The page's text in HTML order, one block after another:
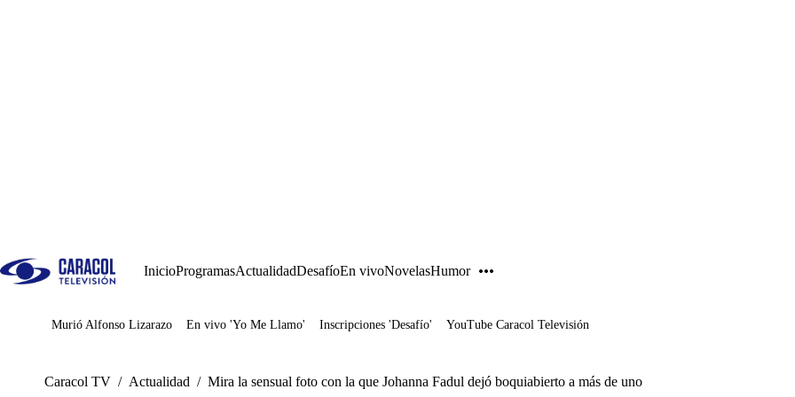
InicioProgramasActualidadDesafíoEn vivoNovelasHumor
Juegos
Murió Alfonso Lizarazo En vivo 'Yo Me Llamo' Inscripciones 'Desafío' YouTube Caracol Televisión
Caracol TV / Actualidad / Mira la sensual foto con la que Johanna Fadul dejó boquiabierto a más de uno